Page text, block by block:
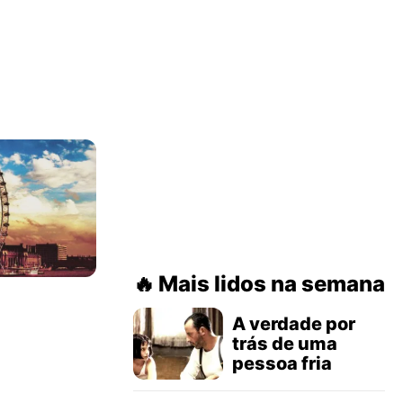
Mais lidos na semana
A verdade por
trás de uma
pessoa fria